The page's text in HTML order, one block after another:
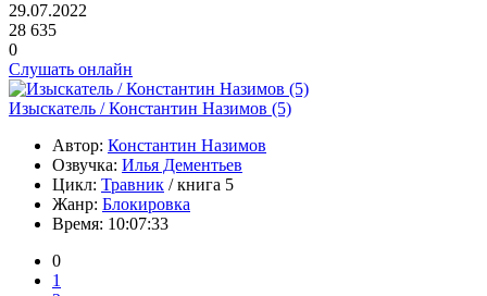
29.07.2022
28 635
0
Слушать онлайн
Изыскатель / Константин Назимов (5)
Автор: Константин Назимов
Озвучка: Илья Дементьев
Цикл: Травник / книга 5
Жанр: Блокировка
Время: 10:07:33
0
1